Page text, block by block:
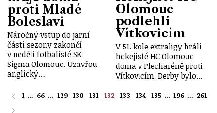
proti Mladé
Boleslavi
Náročný vstup do jarní
části sezony zakončí
v neděli fotbalisté SK
Sigma Olomouc. Uzavřou
anglický…
Olomouc
podlehli
Vítkovicím
V 51. kole extraligy hráli
hokejisté HC Olomouc
doma v Plecharéně proti
Vítkovicím. Derby bylo…
1 ... 66 ... 129 130 131 132 133 134 135 ... 196 ... 261